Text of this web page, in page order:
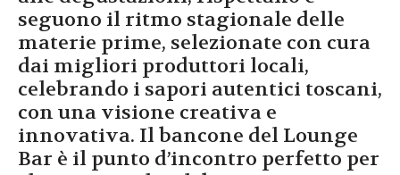
seguono il ritmo stagionale delle
materie prime, selezionate con cura
dai migliori produttori locali,
celebrando i sapori autentici toscani,
con una visione creativa e
innovativa. Il bancone del Lounge
Bar è il punto d’incontro perfetto per